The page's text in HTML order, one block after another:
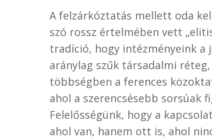
A felzárkóztatás mellett oda
szó rossz értelmében vett
tradíció, hogy intézményeink a
aránylag szűk társadalmi
többségben a ferences
ahol a szerencsésebb sorsúak
Felelősségünk, hogy a
ahol van, hanem ott is, ahol